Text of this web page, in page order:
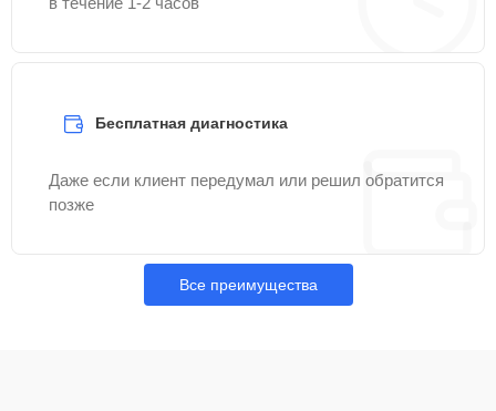
Бесплатная диагностика
Даже если клиент передумал или решил обратится
позже
Все преимущества